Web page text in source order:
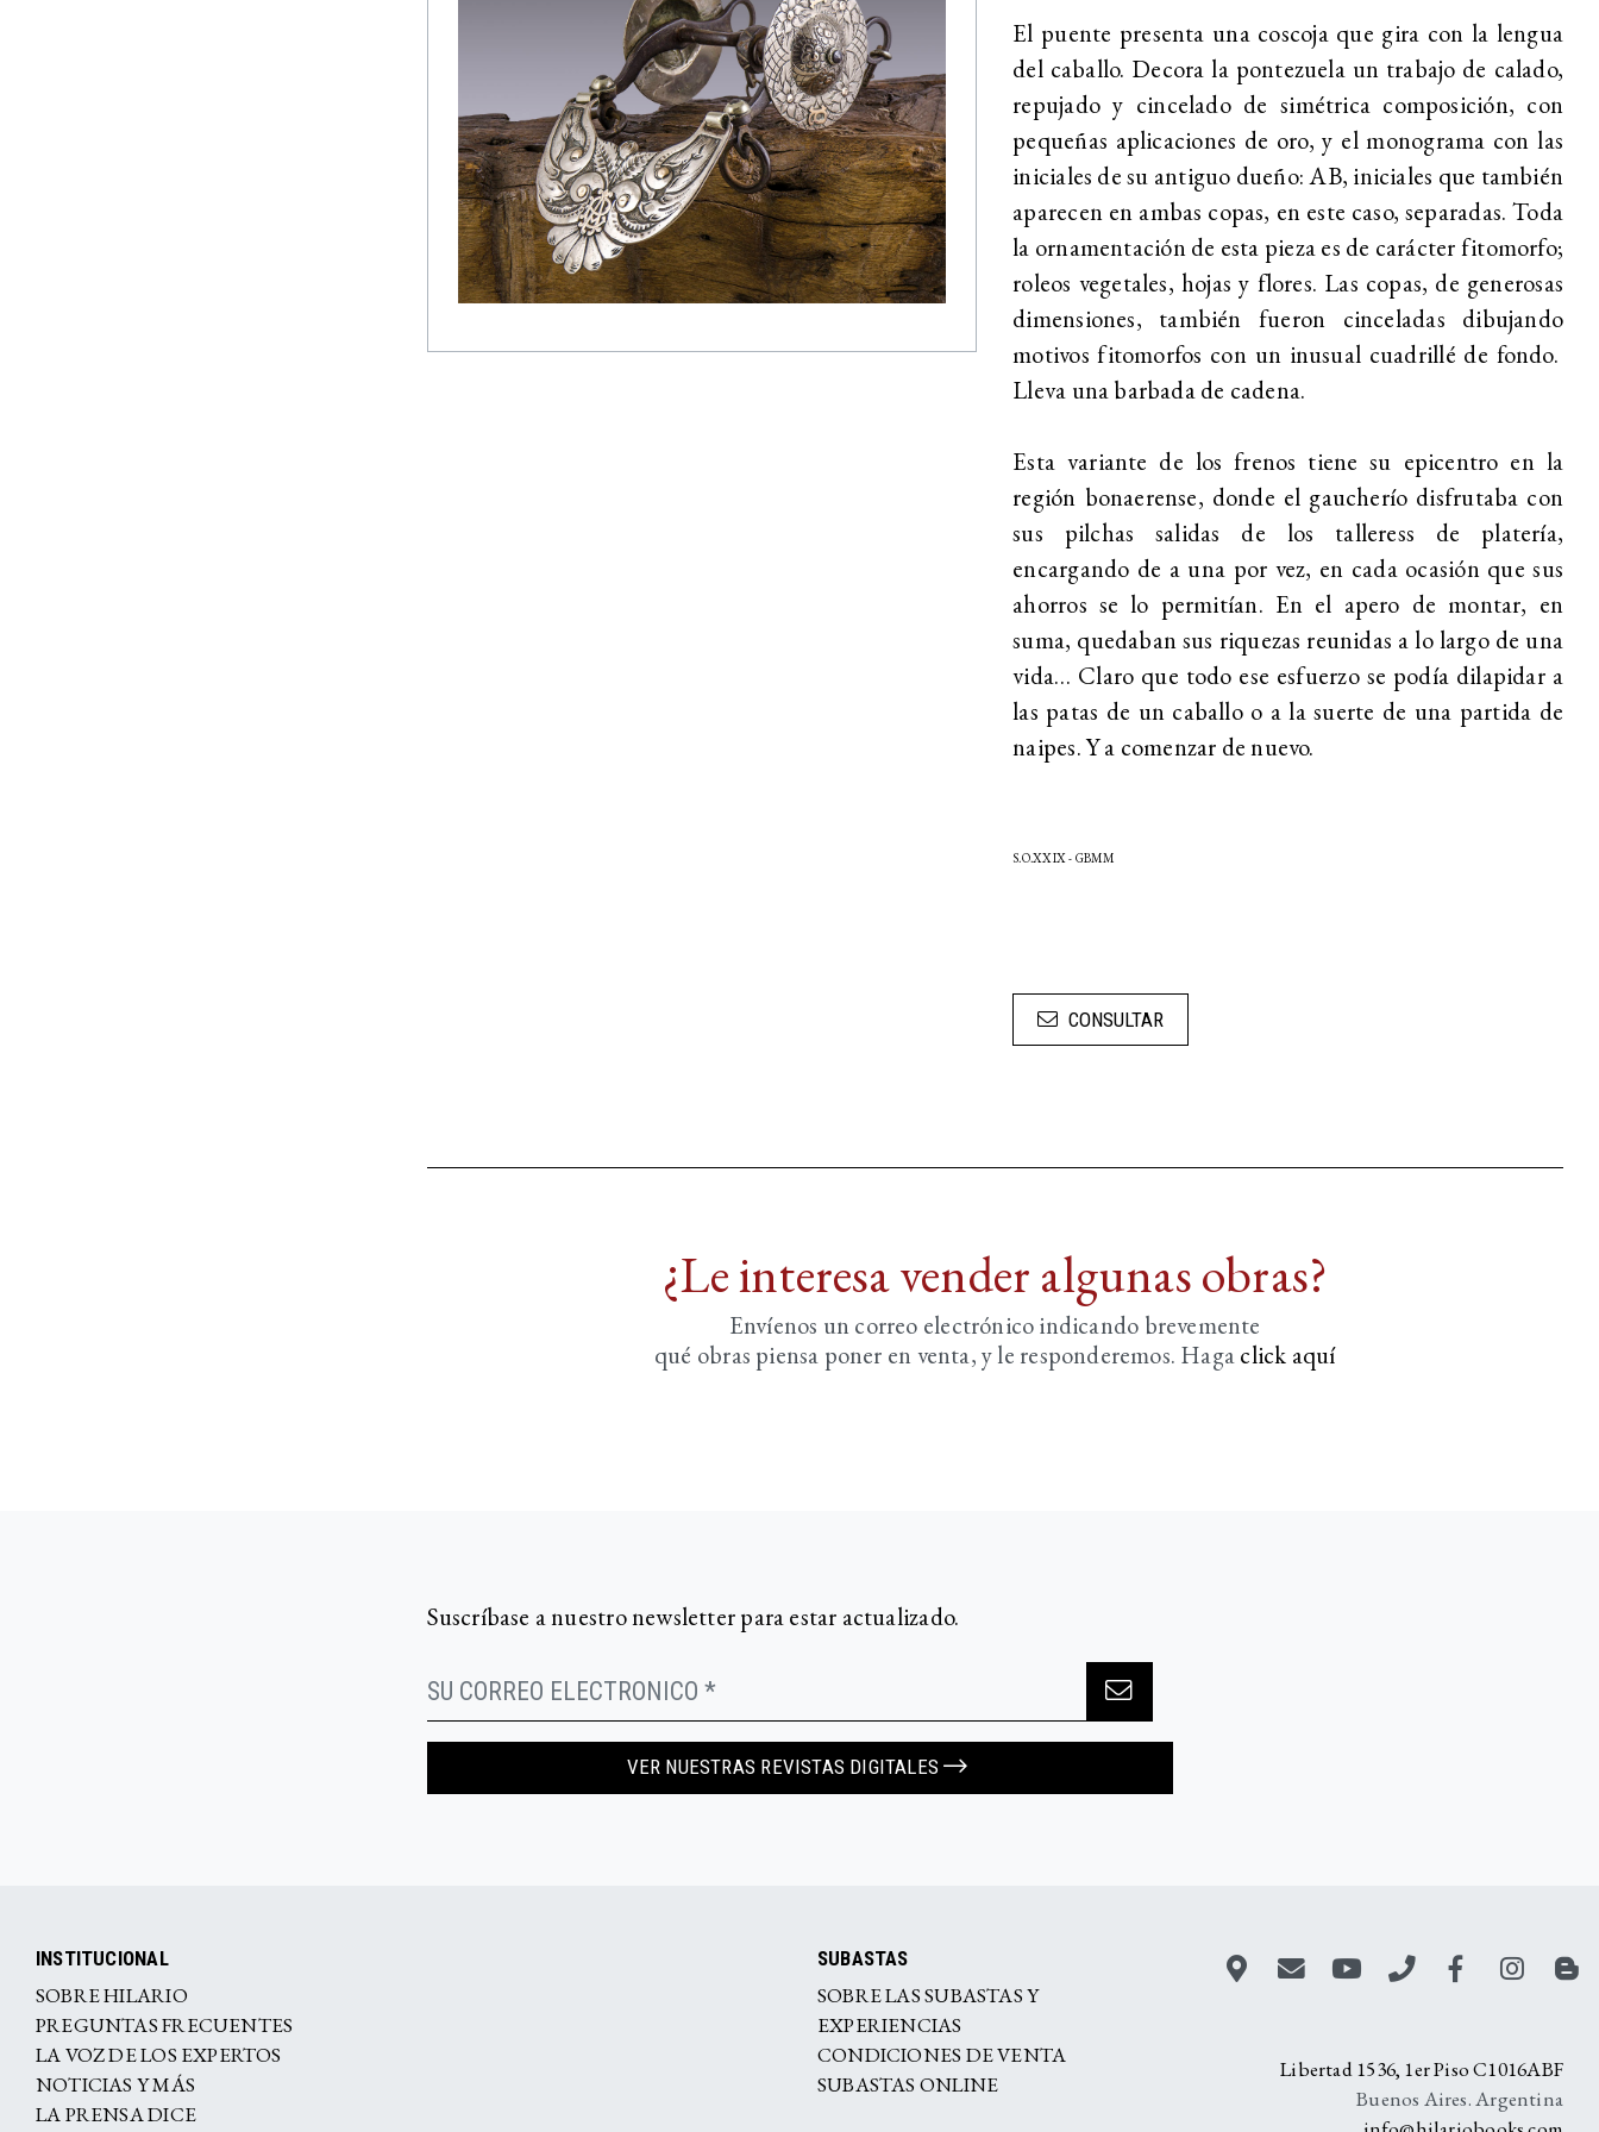
El puente presenta una coscoja que gira con la lengua
del caballo. Decora la pontezuela un trabajo de calado,
repujado y cincelado de simétrica composición, con
pequeñas aplicaciones de oro, y el monograma con las
iniciales de su antiguo dueño: AB, iniciales que también
aparecen en ambas copas, en este caso, separadas. Toda
la ornamentación de esta pieza es de carácter fitomorfo;
roleos vegetales, hojas y flores. Las copas, de generosas
dimensiones, también fueron cinceladas dibujando
motivos fitomorfos con un inusual cuadrillé de fondo.
Lleva una barbada de cadena.
Esta variante de los frenos tiene su epicentro en la
región bonaerense, donde el gaucherío disfrutaba con
sus pilchas salidas de los talleress de platería,
encargando de a una por vez, en cada ocasión que sus
ahorros se lo permitían. En el apero de montar, en
suma, quedaban sus riquezas reunidas a lo largo de una
vida… Claro que todo ese esfuerzo se podía dilapidar a
las patas de un caballo o a la suerte de una partida de
naipes. Y a comenzar de nuevo.
S.O.XXIX - GBMM
CONSULTAR
¿Le interesa vender algunas obras?
Envíenos un correo electrónico indicando brevemente
qué obras piensa poner en venta, y le responderemos. Hagaclick aquí­
Suscríbase a nuestro newsletter para estar actualizado.
VER NUESTRAS REVISTAS DIGITALES
INSTITUCIONAL
SOBRE HILARIO
PREGUNTAS FRECUENTES
LA VOZ DE LOS EXPERTOS
NOTICIAS Y MÁS
LA PRENSA DICE
SUBASTAS
SOBRE LAS SUBASTAS Y
EXPERIENCIAS
CONDICIONES DE VENTA
SUBASTAS ONLINE
Libertad 1536, 1er Piso C1016ABF
Buenos Aires. Argentina